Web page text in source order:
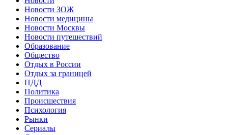
Новости ЗОЖ
Новости медицины
Новости Москвы
Новости путешествий
Образование
Общество
Отдых в России
Отдых за границей
ПДД
Политика
Происшествия
Психология
Рынки
Сериалы